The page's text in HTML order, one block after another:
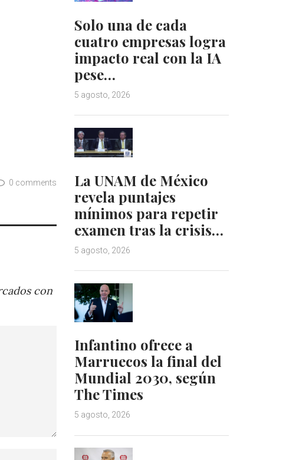
0 comments
con
Solo una de cada
cuatro empresas logra
impacto real con la IA
pese…
5 agosto, 2026
La UNAM de México
revela puntajes
mínimos para repetir
examen tras la crisis…
5 agosto, 2026
Infantino ofrece a
Marruecos la final del
Mundial 2030, según
The Times
5 agosto, 2026